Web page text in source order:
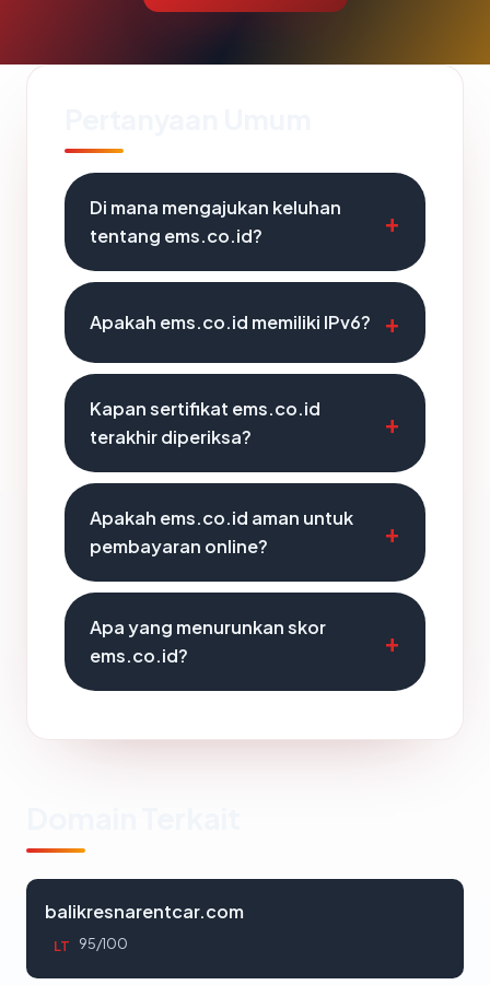
Di mana mengajukan keluhan
tentang ems.co.id?
Apakah ems.co.id memiliki IPv6?
Kapan sertifikat ems.co.id
terakhir diperiksa?
Apakah ems.co.id aman untuk
pembayaran online?
Apa yang menurunkan skor
ems.co.id?
balikresnarentcar.com
LT 95/100